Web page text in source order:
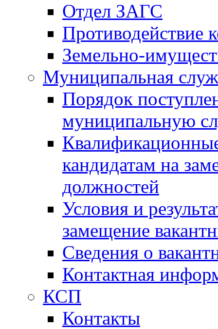
Отдел ЗАГС
Противодействие
Земельно-
Муниципальная
Порядок
муниципальную
кандидатам на
должностей
Условия и
замещение
Сведения о
Контактная
КСП
Контакты